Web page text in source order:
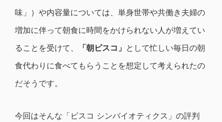
味」）や内容量については、単身世帯や共働き夫婦の
増加に伴って朝食に時間をかけられない人が増えてい
ることを受けて、
「朝ビスコ」 として忙しい毎日の朝
食代わりに食べてもらうことを想定して考えられたの
だそうです。
今回はそんな「ビスコ シンバイオティクス」の評判